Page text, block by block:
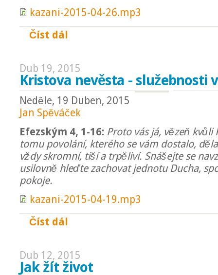
kazani-2015-04-26.mp3
Číst dál
Dub 19, 2015
Kristova nevěsta - služebnosti
Neděle, 19 Duben, 2015
Jan Spěváček
Efezským 4, 1-16: Proto vás já, vězeň kvůli
tomu povolání, kterého se vám dostalo,
vždy skromní, tiší a trpěliví. Snášejte se
usilovně hleďte zachovat jednotu Ducha,
pokoje.
kazani-2015-04-19.mp3
Číst dál
Dub 12, 2015
Jak žít život